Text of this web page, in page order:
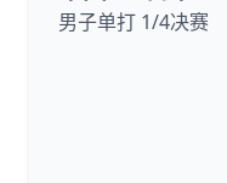
男子单打 1/4决赛